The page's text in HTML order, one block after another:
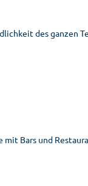
des ganzen
Bars und